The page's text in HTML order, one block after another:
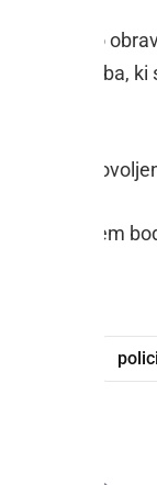
in miru so
Ena oseba,
so na
z radarjem